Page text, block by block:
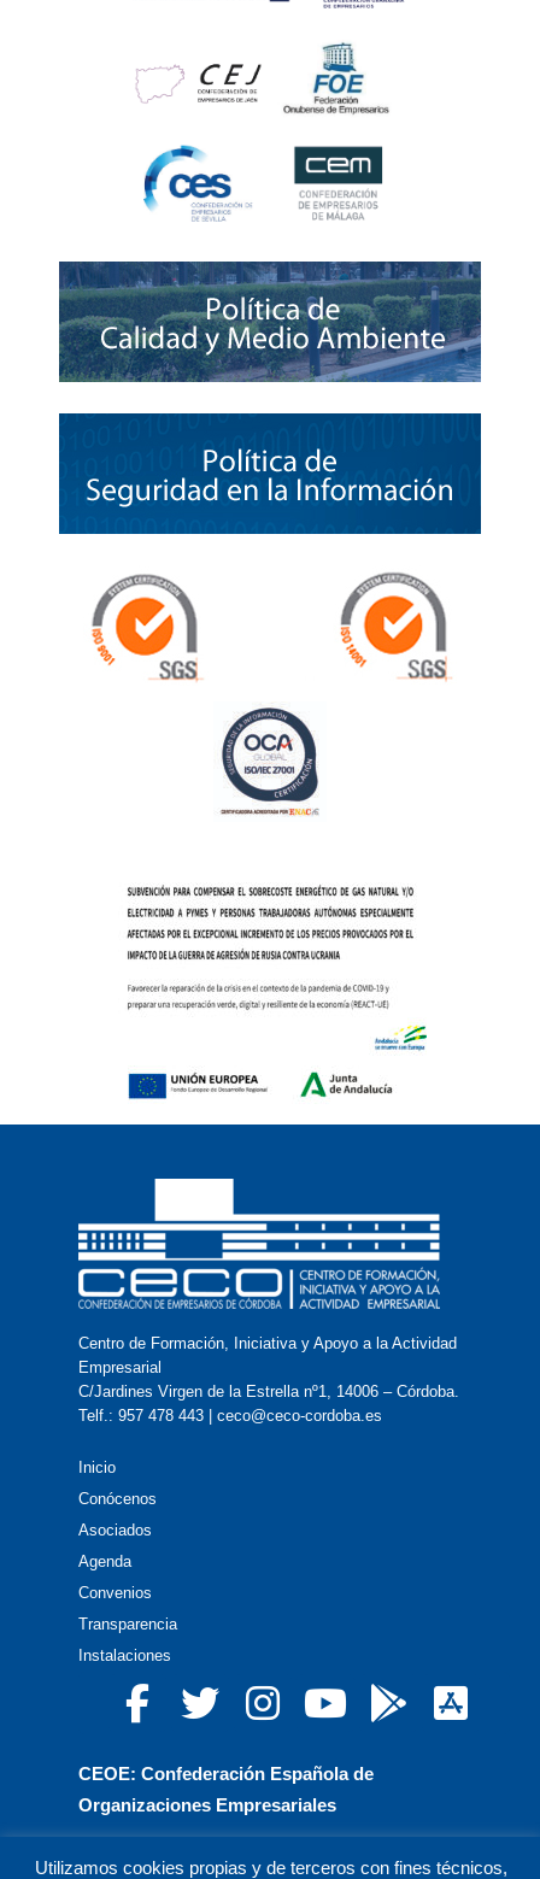
Centro de Formación, Iniciativa y Apoyo a la Actividad
Empresarial
C/Jardines Virgen de la Estrella nº1, 14006 – Córdoba.
Telf.: 957 478 443 | ceco@ceco-cordoba.es
Inicio
Conócenos
Asociados
Agenda
Convenios
Transparencia
Instalaciones
CEOE: Confederación Española de
Organizaciones Empresariales
Utilizamos cookies propias y de terceros con fines técnicos,